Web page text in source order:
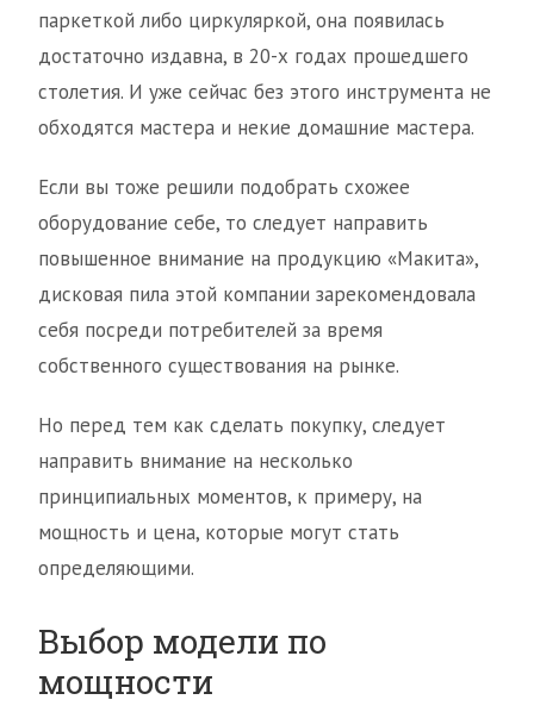
паркеткой либо циркуляркой, она появилась
достаточно издавна, в 20-х годах прошедшего
столетия. И уже сейчас без этого инструмента не
обходятся мастера и некие домашние мастера.
Если вы тоже решили подобрать схожее
оборудование себе, то следует направить
повышенное внимание на продукцию «Макита»,
дисковая пила этой компании зарекомендовала
себя посреди потребителей за время
собственного существования на рынке.
Но перед тем как сделать покупку, следует
направить внимание на несколько
принципиальных моментов, к примеру, на
мощность и цена, которые могут стать
определяющими.
Выбор модели по
мощности